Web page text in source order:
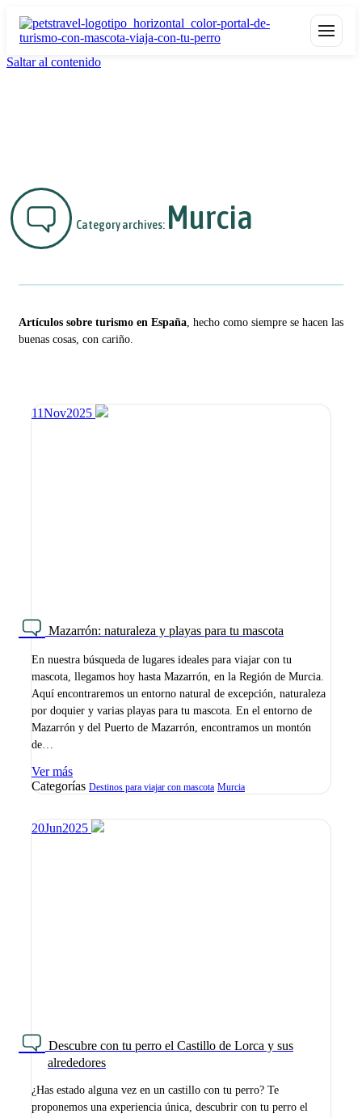
Saltar al contenido
Category archives: Murcia
Artículos sobre turismo en España, hecho como siempre se hacen las
buenas cosas, con cariño.
11Nov2025
Mazarrón: naturaleza y playas para tu mascota
En nuestra búsqueda de lugares ideales para viajar con tu
mascota, llegamos hoy hasta Mazarrón, en la Región de Murcia.
Aquí encontraremos un entorno natural de excepción, naturaleza
por doquier y varias playas para tu mascota. En el entorno de
Mazarrón y del Puerto de Mazarrón, encontramos un montón
de…
Ver más
Categorías Destinos para viajar con mascota Murcia
20Jun2025
Descubre con tu perro el Castillo de Lorca y sus
alrededores
¿Has estado alguna vez en un castillo con tu perro? Te
proponemos una experiencia única, descubrir con tu perro el